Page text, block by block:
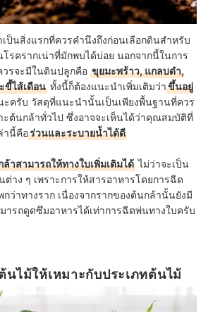
ป็นสิ่งแรกที่ควรคำนึงถึงก่อนเลือกดินสำหรับ
โรครากเน่าที่มักพบได้บ่อย นอกจากนี้ในการ
รจะมีในดินปลูกคือ ขุยมะพร้าว, แกลบดำ,
ขี้ไส้เดือน ทั้งนี้ก็ต้องแนะนำเพิ่มเติมว่าขึ้นอยู่
ะครับ วัสดุที่แนะนำนั้นเป็นเพียงพื้นฐานที่ควร
ะต้นกล้าทั่วไป ซึ่งอาจจะเห็นได้ว่าคุณสมบัติที่
านี้คือร่วนและระบายน้ำได้ดี
าสามารถให้ทางใบเพิ่มเติมได้ ไม่ว่าจะเป็น
าง ๆ เพราะการให้สารอาหารโดยการฉีด
ว่าทางราก เนื่องจากรากของต้นกล้านั้นยังมี
ารถดูดซึมอาหารได้เท่าการฉีดพ่นทางใบครับ
นไม้ให้เหมาะกับประเภทต้นไม้